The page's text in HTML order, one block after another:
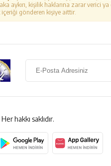
aykırı, kişilik haklarına zarar verici
gönderen kişiye aittir.
hakkı saklıdır.